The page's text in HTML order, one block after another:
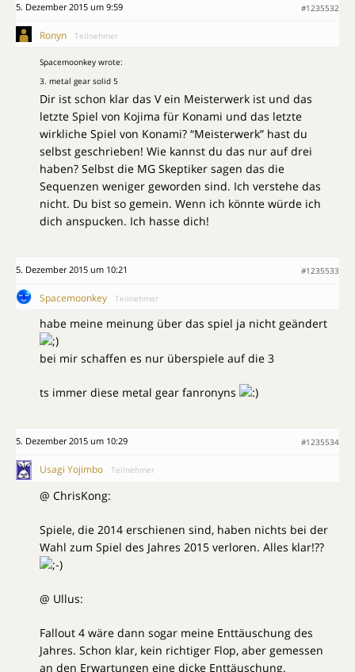
5. Dezember 2015 um 9:59 #1235532
Ronyn Teilnehmer
Spacemoonkey wrote:
3. metal gear solid 5
Dir ist schon klar das V ein Meisterwerk ist und das
letzte Spiel von Kojima für Konami und das letzte
wirkliche Spiel von Konami? “Meisterwerk” hast du
selbst geschrieben! Wie kannst du das nur auf drei
haben? Selbst die MG Skeptiker sagen das die
Sequenzen weniger geworden sind. Ich verstehe das
nicht. Du bist so gemein. Wenn ich könnte würde ich
dich anspucken. Ich hasse dich!
5. Dezember 2015 um 10:21 #1235533
Spacemoonkey Teilnehmer
habe meine meinung über das spiel ja nicht geändert
bei mir schaffen es nur überspiele auf die 3
ts immer diese metal gear fanronyns
5. Dezember 2015 um 10:29 #1235534
Usagi Yojimbo Teilnehmer
@ ChrisKong:
Spiele, die 2014 erschienen sind, haben nichts bei der
Wahl zum Spiel des Jahres 2015 verloren. Alles klar!??
@ Ullus:
Fallout 4 wäre dann sogar meine Enttäuschung des
Jahres. Schon klar, kein richtiger Flop, aber gemessen
an den Erwartungen eine dicke Enttäuschung.